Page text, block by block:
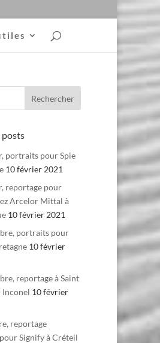
portraits pour Spie
10 février 2021
reportage pour
Arcelor Mittal à
10 février 2021
portraits pour
10 février
reportage à Saint
Inconel 10 février
reportage
Signify à Créteil